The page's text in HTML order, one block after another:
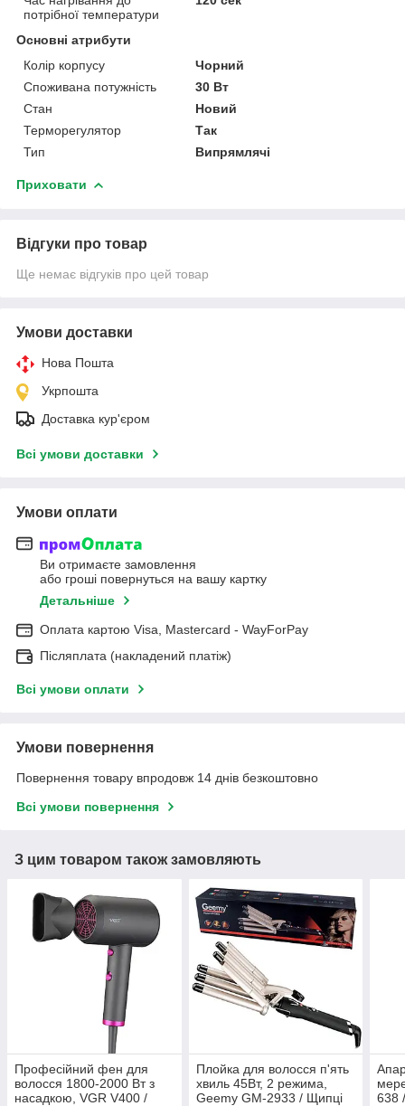
потрібної температури
Основні атрибути
Колір корпусу
Чорний
Споживана потужність
30 Вт
Стан
Новий
Терморегулятор
Так
Тип
Випрямлячі
Приховати
Відгуки про товар
Ще немає відгуків про цей товар
Умови доставки
Нова Пошта
Укрпошта
Доставка кур'єром
Всі умови доставки
Умови оплати
Ви отримаєте замовлення
або гроші повернуться на вашу картку
Детальніше
Оплата картою Visa, Mastercard - WayForPay
Післяплата (накладений платіж)
Всі умови оплати
Умови повернення
Повернення товару впродовж 14 днів безкоштовно
Всі умови повернення
З цим товаром також замовляють
Професійний фен для
волосся 1800-2000 Вт з
насадкою, VGR V400 /
Плойка для волосся п'ять
хвиль 45Вт, 2 режима,
Geemy GM-2933 / Щипці
638